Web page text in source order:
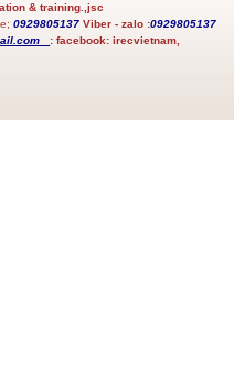
& training.,jsc
0929805137 Viber - zalo :0929805137
:facebook: irecvietnam,